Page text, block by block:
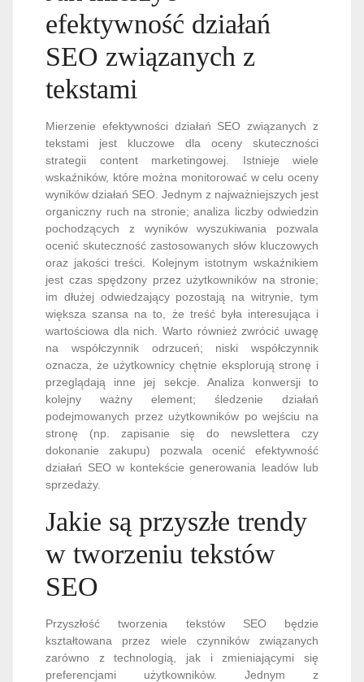
efektywność działań
SEO związanych z
tekstami
Mierzenie efektywności działań SEO związanych z
tekstami jest kluczowe dla oceny skuteczności
strategii content marketingowej. Istnieje wiele
wskaźników, które można monitorować w celu oceny
wyników działań SEO. Jednym z najważniejszych jest
organiczny ruch na stronie; analiza liczby odwiedzin
pochodzących z wyników wyszukiwania pozwala
ocenić skuteczność zastosowanych słów kluczowych
oraz jakości treści. Kolejnym istotnym wskaźnikiem
jest czas spędzony przez użytkowników na stronie;
im dłużej odwiedzający pozostają na witrynie, tym
większa szansa na to, że treść była interesująca i
wartościowa dla nich. Warto również zwrócić uwagę
na współczynnik odrzuceń; niski współczynnik
oznacza, że użytkownicy chętnie eksplorują stronę i
przeglądają inne jej sekcje. Analiza konwersji to
kolejny ważny element; śledzenie działań
podejmowanych przez użytkowników po wejściu na
stronę (np. zapisanie się do newslettera czy
dokonanie zakupu) pozwala ocenić efektywność
działań SEO w kontekście generowania leadów lub
sprzedaży.
Jakie są przyszłe trendy
w tworzeniu tekstów
SEO
Przyszłość tworzenia tekstów SEO będzie
kształtowana przez wiele czynników związanych
zarówno z technologią, jak i zmieniającymi się
preferencjami użytkowników. Jednym z